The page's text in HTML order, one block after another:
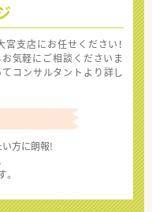
宮支店にお任せください！
気軽にご相談くださいま
コンサルタントより詳し
方に朗報!